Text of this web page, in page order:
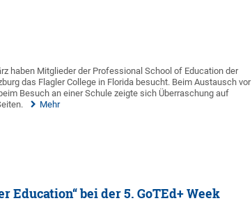
haben Mitglieder der Professional School of Education der
das Flagler College in Florida besucht. Beim Austausch vor
Besuch an einer Schule zeigte sich Überraschung auf
Mehr
Education“ bei der 5. GoTEd+ Week